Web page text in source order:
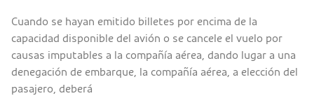
Cuando se hayan emitido billetes por encima de la
capacidad disponible del avión o se cancele el vuelo por
causas imputables a la compañía aérea, dando lugar a una
denegación de embarque, la compañía aérea, a elección del
pasajero, deberá